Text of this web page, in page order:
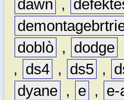
dawn ,
doblò , dodge
,
ds4 , ds5 ,
dyane , e , e-